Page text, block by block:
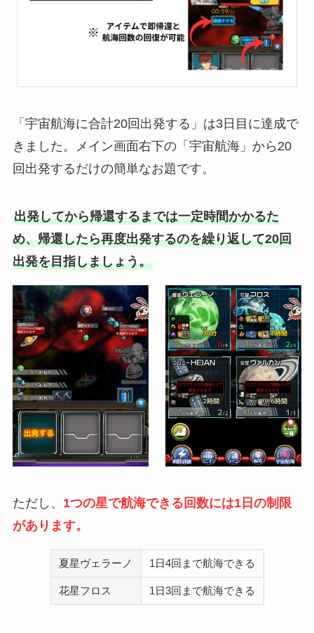
「宇宙航海に合計20回出発する」は3日目に達成で
きました。メイン画面右下の「宇宙航海」から20
回出発するだけの簡単なお題です。
出発してから帰還するまでは一定時間かかるた
め、帰還したら再度出発するのを繰り返して20回
出発を目指しましょう。
ただし、 1つの星で航海できる回数には1日の制限
があります。
夏星ヴェラーノ 1日4回まで航海できる
花星フロス 1日3回まで航海できる